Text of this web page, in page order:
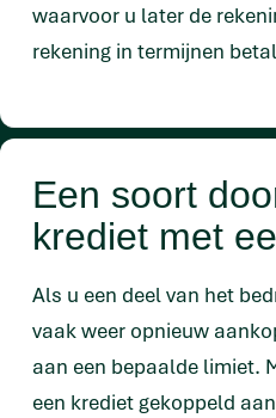
waarvoor u later de
rekening in termijnen
Een soort
krediet met
Als u een deel van het
vaak weer opnieuw
aan een bepaalde limiet.
een krediet gekoppeld